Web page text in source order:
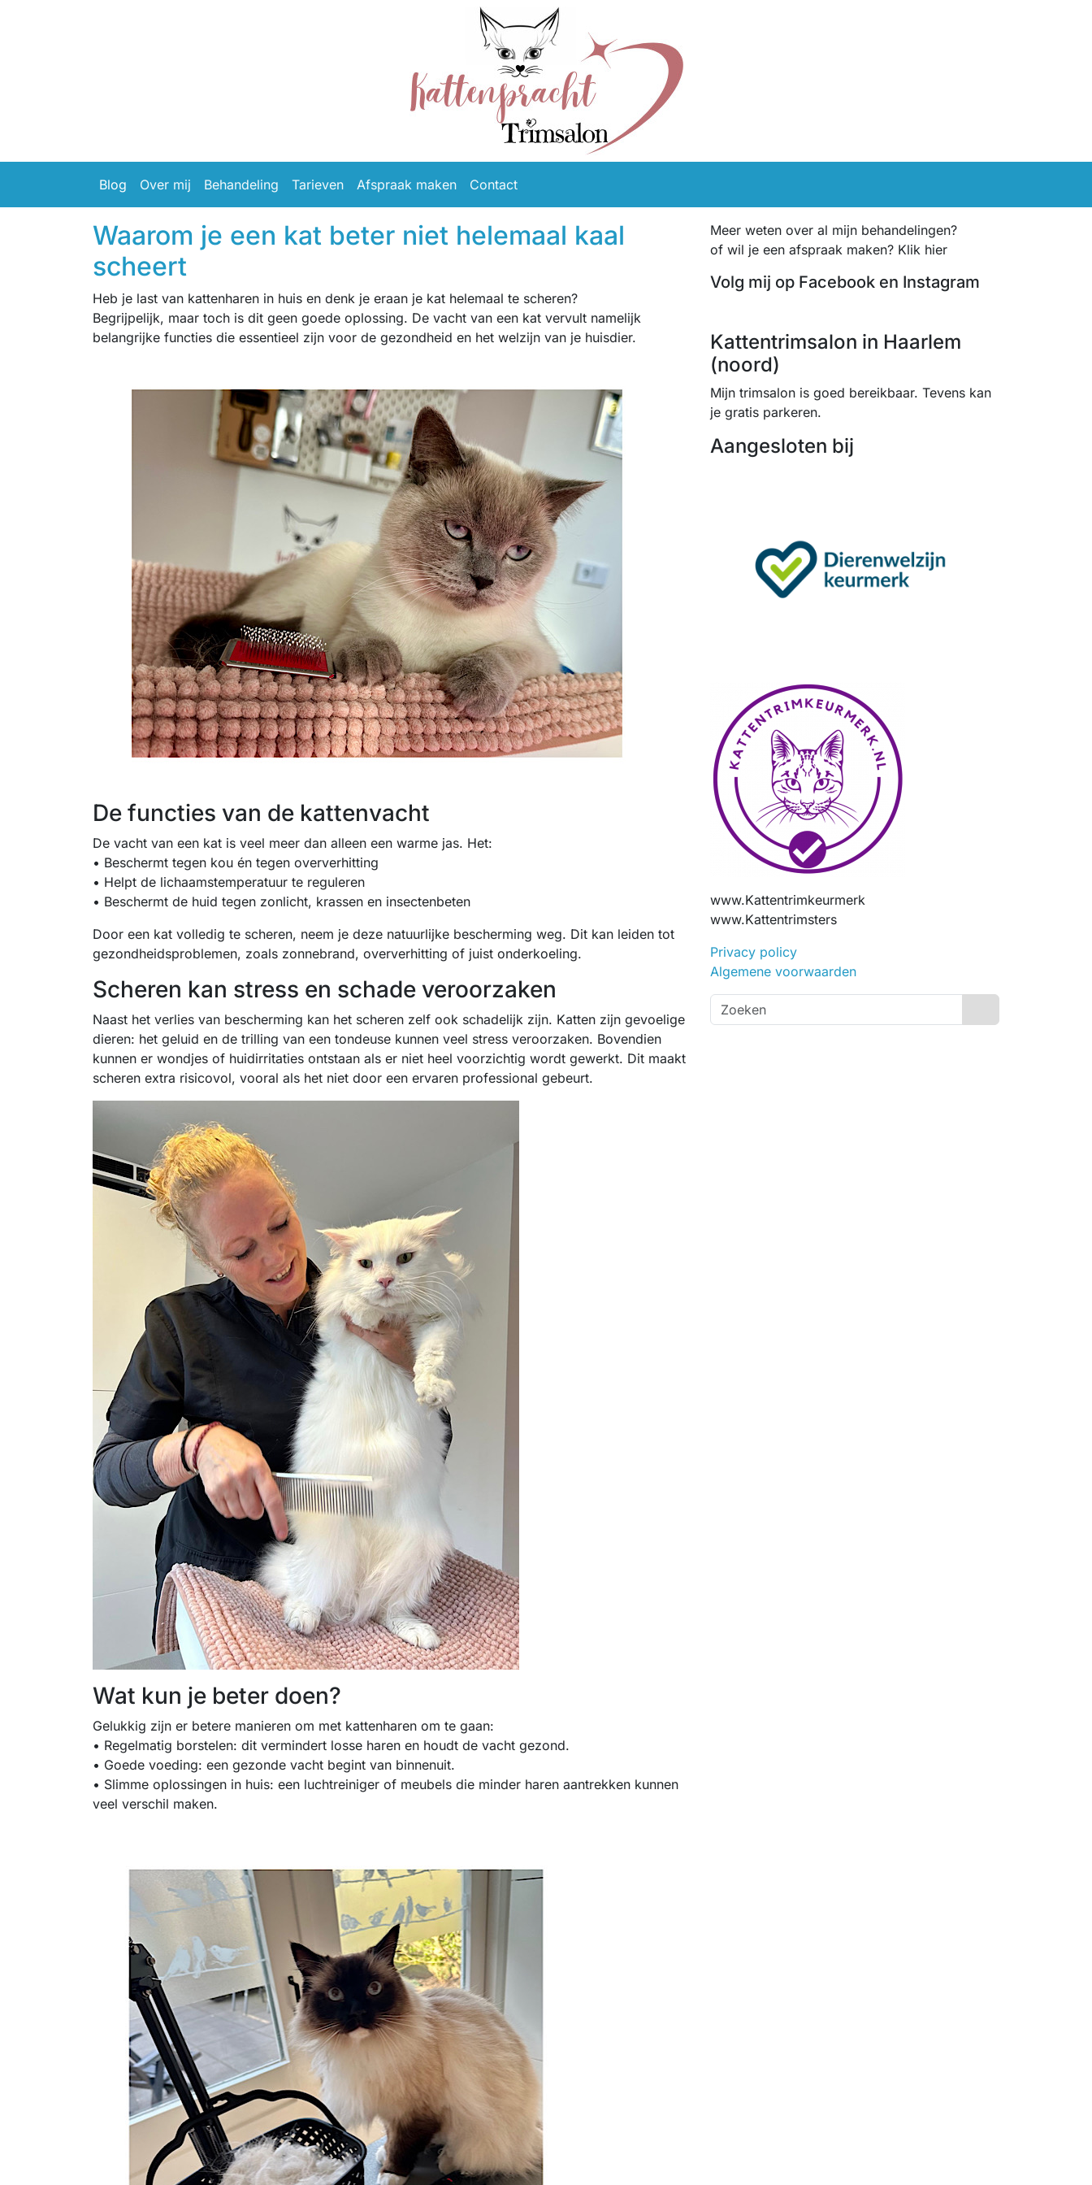
Blog Over mij Behandeling Tarieven Afspraak maken Contact
Waarom je een kat beter niet helemaal kaal
scheert
Heb je last van kattenharen in huis en denk je eraan je kat helemaal te scheren?
Begrijpelijk, maar toch is dit geen goede oplossing. De vacht van een kat vervult namelijk
belangrijke functies die essentieel zijn voor de gezondheid en het welzijn van je huisdier.
De functies van de kattenvacht
De vacht van een kat is veel meer dan alleen een warme jas. Het:
• Beschermt tegen kou én tegen oververhitting
• Helpt de lichaamstemperatuur te reguleren
• Beschermt de huid tegen zonlicht, krassen en insectenbeten
Door een kat volledig te scheren, neem je deze natuurlijke bescherming weg. Dit kan leiden tot
gezondheidsproblemen, zoals zonnebrand, oververhitting of juist onderkoeling.
Scheren kan stress en schade veroorzaken
Naast het verlies van bescherming kan het scheren zelf ook schadelijk zijn. Katten zijn gevoelige
dieren: het geluid en de trilling van een tondeuse kunnen veel stress veroorzaken. Bovendien
kunnen er wondjes of huidirritaties ontstaan als er niet heel voorzichtig wordt gewerkt. Dit maakt
scheren extra risicovol, vooral als het niet door een ervaren professional gebeurt.
Wat kun je beter doen?
Gelukkig zijn er betere manieren om met kattenharen om te gaan:
• Regelmatig borstelen: dit vermindert losse haren en houdt de vacht gezond.
• Goede voeding: een gezonde vacht begint van binnenuit.
• Slimme oplossingen in huis: een luchtreiniger of meubels die minder haren aantrekken kunnen
veel verschil maken.
Meer weten over al mijn behandelingen?
of wil je een afspraak maken? Klik hier
Volg mij op Facebook en Instagram
Kattentrimsalon in Haarlem
(noord)
Mijn trimsalon is goed bereikbaar. Tevens kan
je gratis parkeren.
Aangesloten bij
www.Kattentrimkeurmerk
www.Kattentrimsters
Privacy policy
Algemene voorwaarden